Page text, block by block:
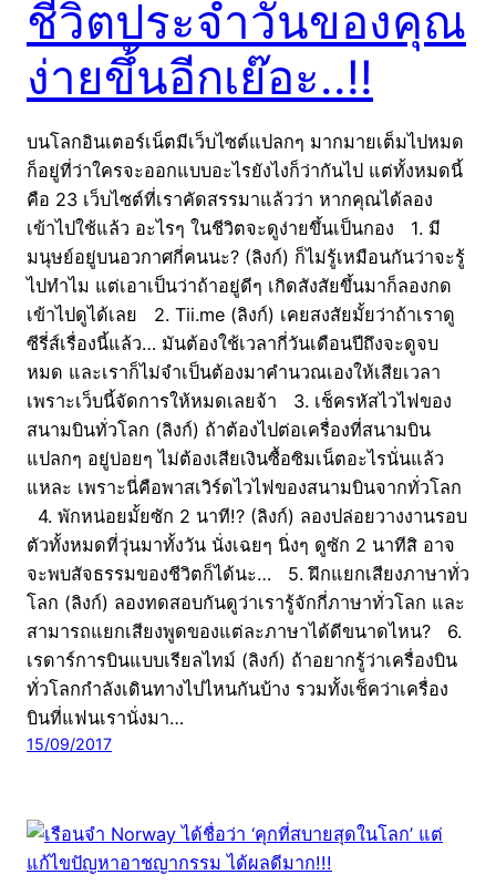
ชีวิตประจำวันของคุณ
ง่ายขึ้นอีกเย๊อะ..!!
บนโลกอินเตอร์เน็ตมีเว็บไซต์แปลกๆ มากมายเต็มไปหมด
ก็อยู่ที่ว่าใครจะออกแบบอะไรยังไงก็ว่ากันไป แต่ทั้งหมดนี้
คือ 23 เว็บไซต์ที่เราคัดสรรมาแล้วว่า หากคุณได้ลอง
เข้าไปใช้แล้ว อะไรๆ ในชีวิตจะดูง่ายขึ้นเป็นกอง 1. มี
มนุษย์อยู่บนอวกาศกี่คนนะ? (ลิงก์) ก็ไม่รู้เหมือนกันว่าจะรู้
ไปทำไม แต่เอาเป็นว่าถ้าอยู่ดีๆ เกิดสังสัยขึ้นมาก็ลองกด
เข้าไปดูได้เลย 2. Tii.me (ลิงก์) เคยสงสัยมั้ยว่าถ้าเราดู
ซีรี่ส์เรื่องนี้แล้ว… มันต้องใช้เวลากี่วันเดือนปีถึงจะดูจบ
หมด และเราก็ไม่จำเป็นต้องมาคำนวณเองให้เสียเวลา
เพราะเว็บนี้จัดการให้หมดเลยจ้า 3. เช็ครหัสไวไฟของ
สนามบินทั่วโลก (ลิงก์) ถ้าต้องไปต่อเครื่องที่สนามบิน
แปลกๆ อยู่บ่อยๆ ไม่ต้องเสียเงินซื้อซิมเน็ตอะไรนั่นแล้ว
แหละ เพราะนี่คือพาสเวิร์ดไวไฟของสนามบินจากทั่วโลก
4. พักหน่อยมั้ยซัก 2 นาที!? (ลิงก์) ลองปล่อยวางงานรอบ
ตัวทั้งหมดที่วุ่นมาทั้งวัน นั่งเฉยๆ นิ่งๆ ดูซัก 2 นาทีสิ อาจ
จะพบสัจธรรมของชีวิตก็ได้นะ… 5. ฝึกแยกเสียงภาษาทั่ว
โลก (ลิงก์) ลองทดสอบกันดูว่าเรารู้จักกี่ภาษาทั่วโลก และ
สามารถแยกเสียงพูดของแต่ละภาษาได้ดีขนาดไหน? 6.
เรดาร์การบินแบบเรียลไทม์ (ลิงก์) ถ้าอยากรู้ว่าเครื่องบิน
ทั่วโลกกำลังเดินทางไปไหนกันบ้าง รวมทั้งเช็คว่าเครื่อง
บินที่แฟนเรานั่งมา…
15/09/2017